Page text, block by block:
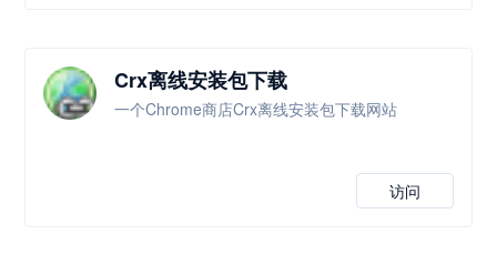
Crx离线安装包下载
一个Chrome商店Crx离线安装包下载网站
访问